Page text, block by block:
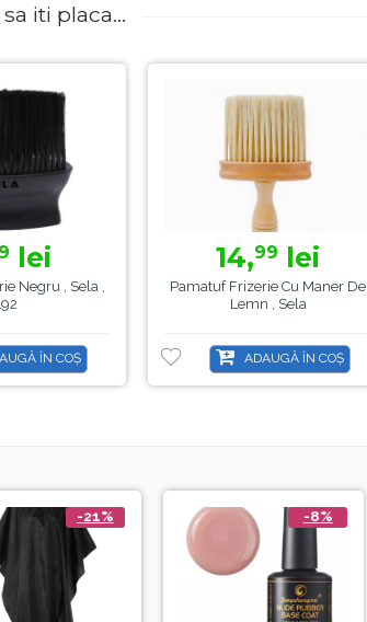
iti placa...
lei
Negru , Sela ,
ÎN COȘ
14,99 lei
Pamatuf Frizerie Cu Maner De
Lemn , Sela
ADAUGĂ ÎN COȘ
-21% -8%